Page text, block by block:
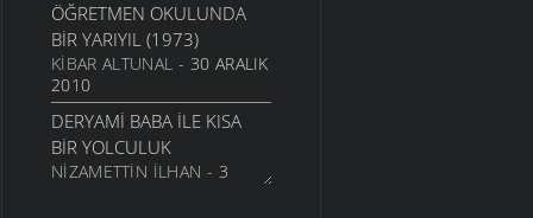
ÖĞRETMEN OKULUNDA
BIR YARIYIL (1973)
KIBAR ALTUNAL - 30 ARALIK
2010
DERYAMI BABA İLE KISA
BIR YOLCULUK
NIZAMETTIN İLHAN - 3